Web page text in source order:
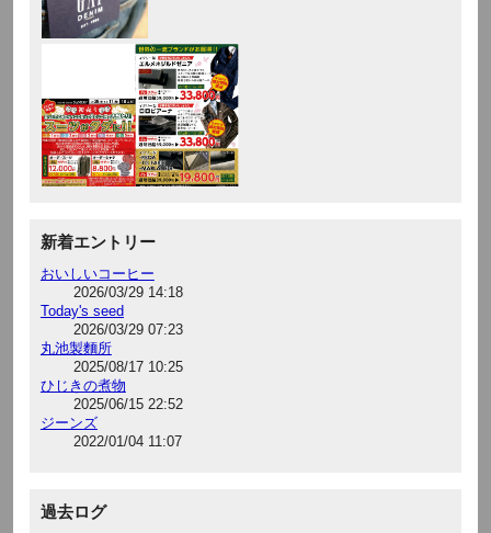
新着エントリー
おいしいコーヒー
2026/03/29 14:18
Today's seed
2026/03/29 07:23
丸池製麵所
2025/08/17 10:25
ひじきの煮物
2025/06/15 22:52
ジーンズ
2022/01/04 11:07
過去ログ